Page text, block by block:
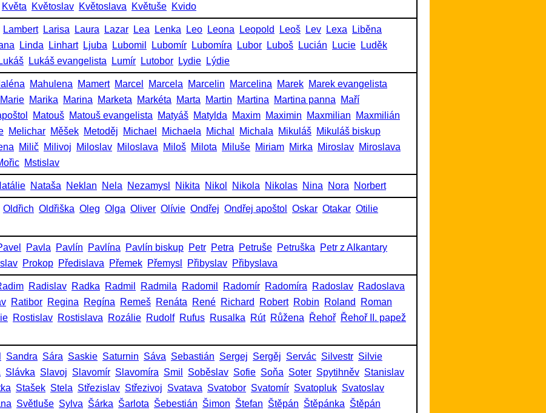
Květa Květoslav Květoslava Květuše Kvido
Lambert Larisa Laura Lazar Lea Lenka Leo Leona Leopold Leoš Lev Lexa
Liběna
Linda Linhart Ljuba Lubomil Lubomír Lubomíra Lubor Luboš Lucián Lucie
Luděk
Lukáš Lukáš evangelista Lumír Lutobor Lydie Lýdie
Mahulena Mamert Marcel Marcela Marcelin Marcelina Marek Marek evangelista
Marie Marika Marina Marketa Markéta Marta Martin Martina Martina panna
Maří
Matouš Matouš evangelista Matyáš Matylda Maxim Maximin Maxmilian
Maxmilián
Melichar Měšek Metoděj Michael Michaela Michal Michala Mikuláš Mikuláš biskup
Milič Milivoj Miloslav Miloslava Miloš Milota Miluše Miriam Mirka Miroslav Miroslava
Mstislav
Nataša Neklan Nela Nezamysl Nikita Nikol Nikola Nikolas Nina Nora Norbert
Oldřich Oldřiška Oleg Olga Oliver Olívie Ondřej Ondřej apoštol Oskar Otakar Otilie
Pavla Pavlín Pavlína Pavlín biskup Petr Petra Petruše Petruška
Petr z Alkantary
Prokop Předislava Přemek Přemysl Přibyslav Přibyslava
Radislav Radka Radmil Radmila Radomil Radomír Radomíra Radoslav Radoslava
Ratibor Regina Regína Remeš Renáta René Richard Robert Robin Roland
Roman
Rostislav Rostislava Rozálie Rudolf Rufus Rusalka Rút Růžena Řehoř Řehoř II. papež
Sandra Sára Saskie Saturnin Sáva Sebastián Sergej Sergěj Servác Silvestr Silvie
Slávka Slavoj Slavomír Slavomíra Smil Soběslav Sofie Soňa Soter Spytihněv Stanislav
Stašek Stela Střezislav Střezivoj Svatava Svatobor Svatomír Svatopluk Svatoslav
Světluše Sylva Šárka Šarlota Šebestián Šimon Štefan Štěpán Štěpánka Štěpán